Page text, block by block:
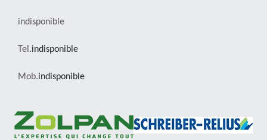
indisponible
Tel.indisponible
Mob.indisponible